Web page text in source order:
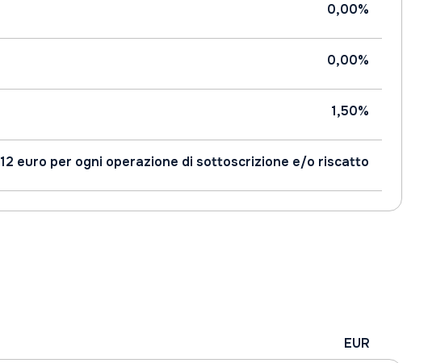
0,00%
0,00%
1,50%
12 euro per ogni operazione di sottoscrizione e/o riscatto
EUR